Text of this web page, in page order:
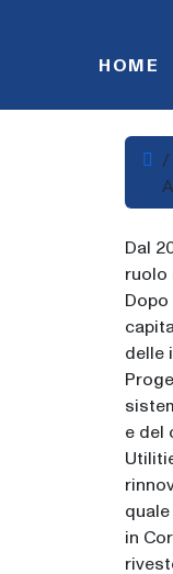
HOME
Dal
ruolo
delle
e del
in